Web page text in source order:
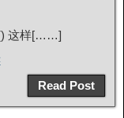
这样[……]
Read Post